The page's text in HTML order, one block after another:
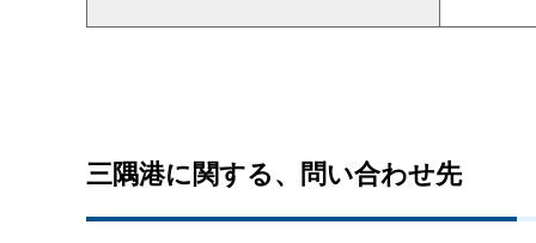
三隅港に関する、問い合わせ先